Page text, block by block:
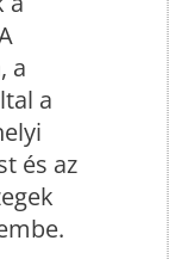
a
a
és az